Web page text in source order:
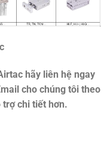
hãy liên hệ ngay
cho chúng tôi theo
chi tiết hơn.